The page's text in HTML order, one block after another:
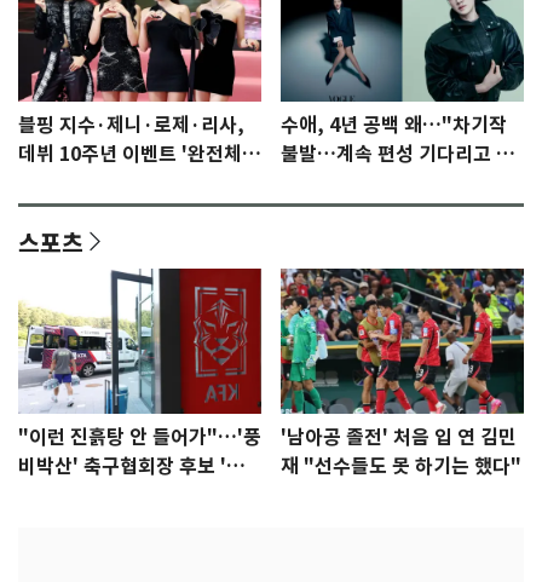
블핑 지수·제니·로제·리사,
데뷔 10주년 이벤트 '완전체'
수애, 4년 공백 왜…"차기작
불발…계속 편성 기다리고 있
스포츠
"이런 진흙탕 안 들어가"…'풍
비박산' 축구협회장 후보 '실
'남아공 졸전' 처음 입 연 김민
재 "선수들도 못 하기는 했다"